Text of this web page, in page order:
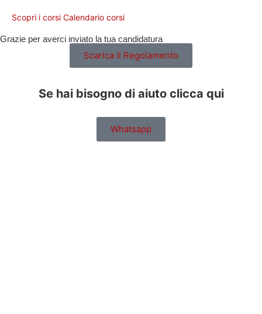
Scopri i corsi Calendario corsi
Grazie per averci inviato la tua candidatura
Scarica il Regolamento
Se hai bisogno di aiuto clicca qui
Whatsapp